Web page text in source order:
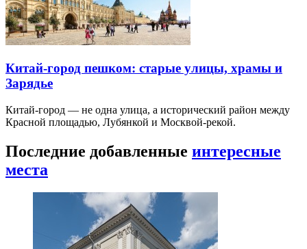
Китай-город пешком: старые улицы, храмы и
Зарядье
Китай-город — не одна улица, а исторический район между
Красной площадью, Лубянкой и Москвой-рекой.
Последние добавленные интересные
места